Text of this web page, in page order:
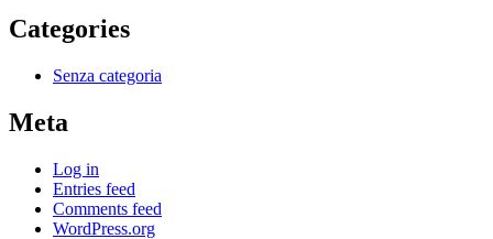
Categories
Senza categoria
Meta
Log in
Entries feed
Comments feed
WordPress.org